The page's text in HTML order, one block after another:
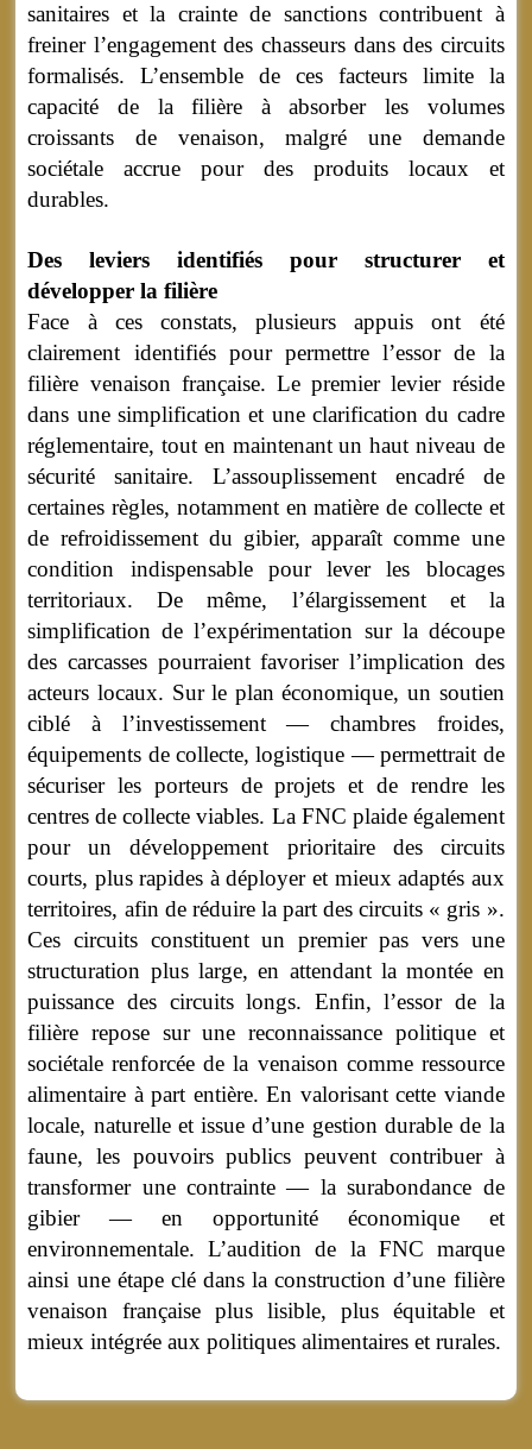
sanitaires et la crainte de sanctions contribuent à
freiner l’engagement des chasseurs dans des circuits
formalisés. L’ensemble de ces facteurs limite la
capacité de la filière à absorber les volumes
croissants de venaison, malgré une demande
sociétale accrue pour des produits locaux et
durables.
Des leviers identifiés pour structurer et
développer la filière
Face à ces constats, plusieurs appuis ont été
clairement identifiés pour permettre l’essor de la
filière venaison française. Le premier levier réside
dans une simplification et une clarification du cadre
réglementaire, tout en maintenant un haut niveau de
sécurité sanitaire. L’assouplissement encadré de
certaines règles, notamment en matière de collecte et
de refroidissement du gibier, apparaît comme une
condition indispensable pour lever les blocages
territoriaux. De même, l’élargissement et la
simplification de l’expérimentation sur la découpe
des carcasses pourraient favoriser l’implication des
acteurs locaux. Sur le plan économique, un soutien
ciblé à l’investissement — chambres froides,
équipements de collecte, logistique — permettrait de
sécuriser les porteurs de projets et de rendre les
centres de collecte viables. La FNC plaide également
pour un développement prioritaire des circuits
courts, plus rapides à déployer et mieux adaptés aux
territoires, afin de réduire la part des circuits « gris ».
Ces circuits constituent un premier pas vers une
structuration plus large, en attendant la montée en
puissance des circuits longs. Enfin, l’essor de la
filière repose sur une reconnaissance politique et
sociétale renforcée de la venaison comme ressource
alimentaire à part entière. En valorisant cette viande
locale, naturelle et issue d’une gestion durable de la
faune, les pouvoirs publics peuvent contribuer à
transformer une contrainte — la surabondance de
gibier — en opportunité économique et
environnementale. L’audition de la FNC marque
ainsi une étape clé dans la construction d’une filière
venaison française plus lisible, plus équitable et
mieux intégrée aux politiques alimentaires et rurales.